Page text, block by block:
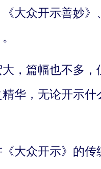
大众开示善妙
，篇幅也不多
华，无论开示
大众开示》的